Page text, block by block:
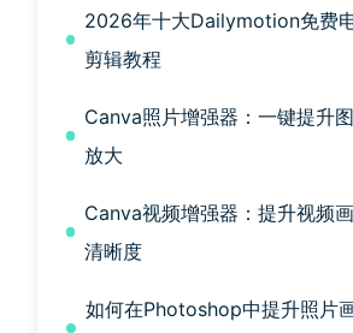
2026年十大Dailymotion免费
剪辑教程
Canva照片增强器：一键提升
放大
Canva视频增强器：提升视频
清晰度
如何在Photoshop中提升照片